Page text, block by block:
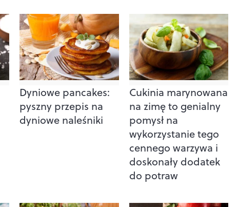
Dyniowe pancakes:
pyszny przepis na
dyniowe naleśniki
Cukinia marynowana
na zimę to genialny
pomysł na
wykorzystanie tego
cennego warzywa i
doskonały dodatek
do potraw